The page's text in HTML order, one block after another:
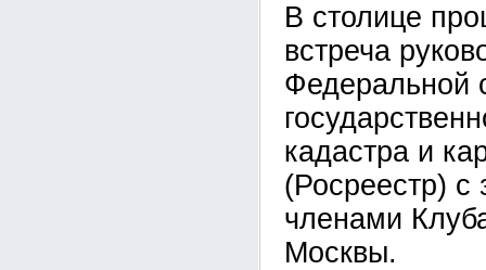
В столице
встреча
Федеральной
кадастра и
(Росреестр) с
членами
Москвы.